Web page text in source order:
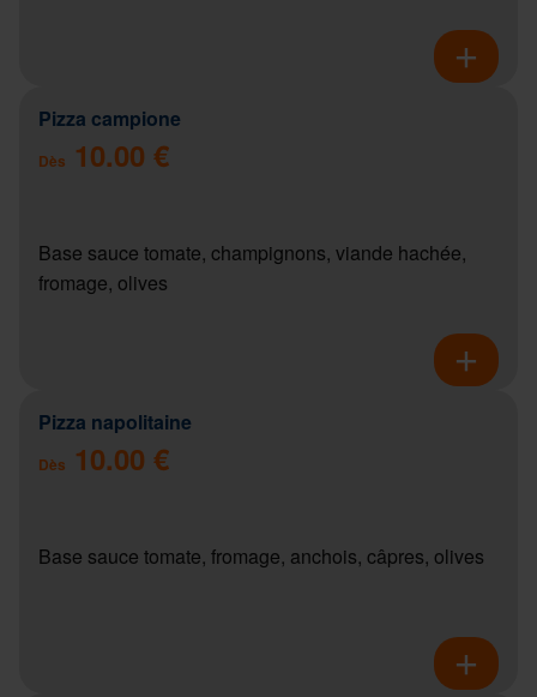
Pizza campione
Dès 10.00 €
Base sauce tomate, champignons, viande hachée,
fromage, olives
Pizza napolitaine
Dès 10.00 €
Base sauce tomate, fromage, anchois, câpres, olives